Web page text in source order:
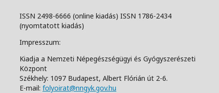
ISSN 2498-6666 (online kiadás) ISSN 1786-2434
(nyomtatott kiadás)
Impresszum:
Kiadja a Nemzeti Népegészségügyi és Gyógyszerészeti
Központ
Székhely: 1097 Budapest, Albert Flórián út 2-6.
E-mail: folyoirat@nngyk.gov.hu